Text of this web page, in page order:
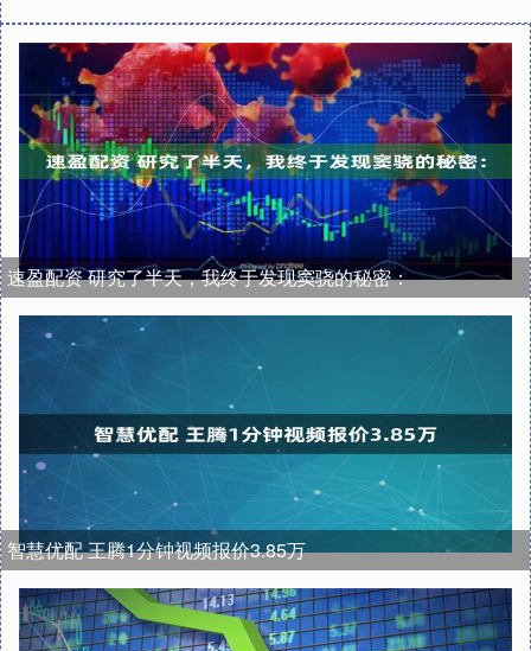
速盈配资 研究了半天，我终于发现窦骁的秘密：
智慧优配 王腾1分钟视频报价3.85万